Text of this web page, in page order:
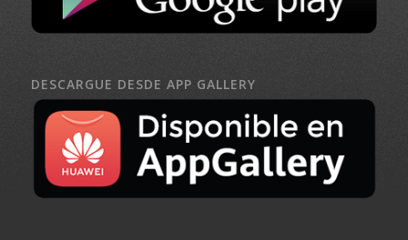
DESCARGUE DESDE APP GALLERY